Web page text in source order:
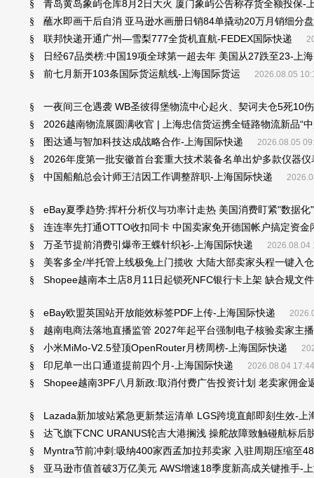
§ 青岛黄岛象屿仓库8月2日大火 厦门象屿公告称存货全额投保-
§ 蘸水即画干后自消 亚马逊水画册日销84单撬动20万月销细分
§ 联邦快递开通广州—雪梨777全货机直航-FEDEX国际快递
§ 日经67品类榜:中国19项全球第一超去年 美国从27跌至23-上
§ 前七月新开103条国际货运航线-上海国际货运 2026.08.05
§ 一夜间三仓遇袭 WB圣彼得堡物流中心起火、契诃夫仓5死10
§ 2026越南物流展圆满收官 | 上海忠信货运携全链路物流新品“
§ 图达通与智加科技达成战略合作-上海国际快递 2026.08.05
§ 2026年度第一批安徽首台套重大技术装备名单出炉多款仪器
§ 中国船舶总会计师王洁因工作调整辞职-上海国际快递
§ eBay夏季趋势:挥杆分析仪与功率计走热 美国消费盯紧"数据化
§ 连连率先打通OTTO收扣同卡 中国卖家免开德国帐户搞定资金
§ 万圣节提前消费引爆帝王蝶针织衫-上海国际快递 2026.08.04
§ 美客多全/半托管上线极兔上门揽收 大陆大部卖家头程一键入
§ Shopee越南本土店8月11日起锁死NFC银行卡上架 缺合规文
§ eBay欧盟英国站开放能效标签PDF上传-上海国际快递
§ 越南电商法落地直播监管 2027年起平台强制电子核验卖家主
§ 小米MiMo-V2.5登顶OpenRouter月榜周榜-上海国际快递
§ 印尼单一出口通道提前四个月-上海国际快递 2026.08.04 17:44
§ Shopee越南3PF八月新政:取消付费广告投资计划 老卖家佣金
§ Lazada新加坡站紧急更新禁运清单 LGS跨境直邮即刻生效-上
§ 达飞旗下CNC URANUS轮吉大港搁浅 操舵故障致触碰航标后
§ Myntra节前冲刺:吸纳400家西孟加拉邦卖家 入驻周期压缩至
§ 亚马逊市值首破3万亿美元 AWS增速18季度新高成关键推手-